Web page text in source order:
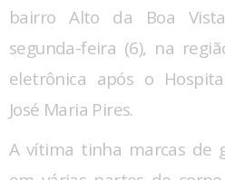
bairro Alto da Boa
segunda-feira (6), na
eletrônica após o
José Maria Pires.
A vítima tinha marcas de